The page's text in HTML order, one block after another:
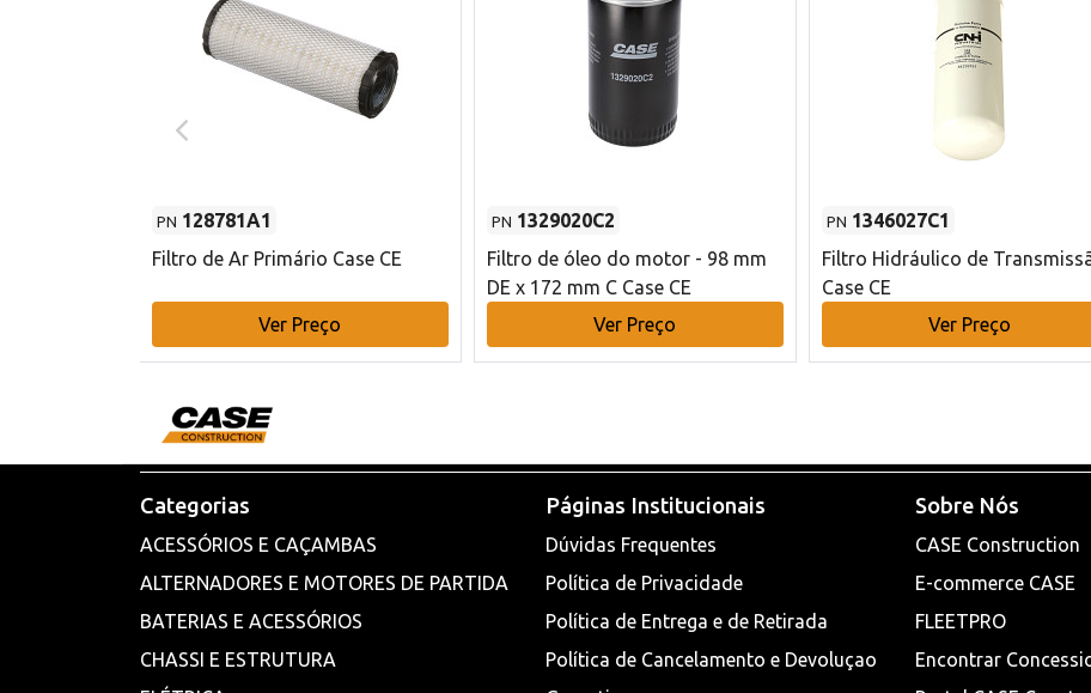
PN 128781A1
Filtro de Ar Primário Case CE
Ver Preço
PN 1329020C2
Filtro de óleo do motor - 98 mm
DE x 172 mm C Case CE
Ver Preço
PN 1346027C1
Filtro Hidráulico de
Case CE
Ver Preço
Categorias
ACESSÓRIOS E CAÇAMBAS
ALTERNADORES E MOTORES DE PARTIDA
BATERIAS E ACESSÓRIOS
CHASSI E ESTRUTURA
Páginas Institucionais
Dúvidas Frequentes
Política de Privacidade
Política de Entrega e de Retirada
Política de Cancelamento e Devoluçao
Sobre Nós
CASE Construction
E-commerce CASE
FLEETPRO
Encontrar